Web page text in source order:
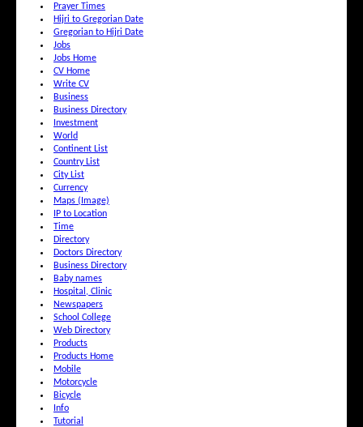
Prayer Times
Hijri to Gregorian Date
Gregorian to Hijri Date
Jobs
Jobs Home
CV Home
Write CV
Business
Business Directory
Investment
World
Continent List
Country List
City List
Currency
Maps (Image)
IP to Location
Time
Directory
Doctors Directory
Business Directory
Baby names
Hospital, Clinic
Newspapers
School College
Web Directory
Products
Products Home
Mobile
Motorcycle
Bicycle
Info
Tutorial